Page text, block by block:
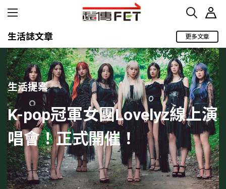
生活誌文章 更多文章
生活提案
K-pop冠軍女團Lovelyz線上演
唱會！正式開催！